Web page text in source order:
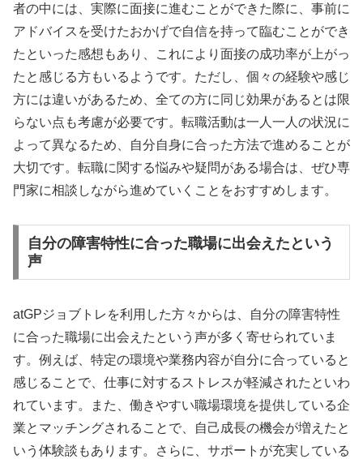
者の中には、実際に面接に進むことができた際に、事前に
アドバイスを受けたおかげで自信を持って臨むことができ
たといった感想もあり、これにより面接の成功率が上がっ
たと感じる方もいるようです。ただし、個々の経験や感じ
方には違いがあるため、全ての方に同じ効果があるとは限
らない点も考慮が必要です。転職活動は一人一人の状況に
よって異なるため、自分自身に合った方法で進めることが
大切です。転職に関する悩みや疑問がある場合は、ぜひ専
門家に相談しながら進めていくことをおすすめします。
自分の障害特性に合った職場に出会えたという
声
atGPジョブトレを利用した方々からは、自分の障害特性
に合った職場に出会えたという声が多く寄せられていま
す。例えば、特定の環境や業務内容が自分に合っていると
感じることで、仕事に対するストレスが軽減されたといわ
れています。また、働きやすい職場環境を提供している企
業とマッチングされることで、自己成長の機会が増えたと
いう体験談もあります。さらに、サポートが充実している